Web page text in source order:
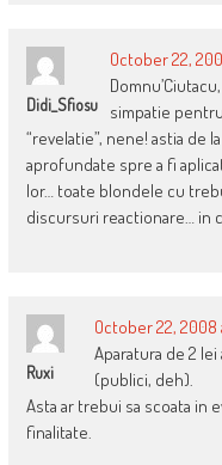
Didi_Sfiosu
October 22,
simpatie
“revelatie”, nene! astia de
aprofundate spre a fi
lor… toate blondele cu
discursuri reactionare… in
Ruxi
October 22, 2008
Aparatura de 2
(publici, deh).
Asta ar trebui sa scoata in
finalitate.